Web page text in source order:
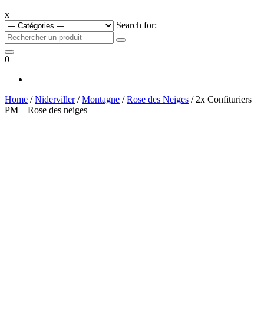
x
Search for:
0
Home /Niderviller/Montagne /Rose des Neiges / 2x Confituriers
PM – Rose des neiges